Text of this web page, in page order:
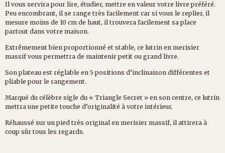
Il vous servira pour lire, étudier, mettre en valeur votre livre préféré.
Peu encombrant, il se range très facilement car si vous le replier, il
mesure moins de 10 cm de haut, il trouvera facilement sa place
partout dans votre maison.
Extrêmement bien proportionné et stable, ce lutrin en merisier
massif vous permettra de maintenir petit ou grand livre.
Son plateau est réglable en 5 positions d’inclinaison différentes et
pliable pour le rangement.
Marqué du célèbre sigle du « Triangle Secret » en son centre, ce lutrin
mettra une petite touche d’originalité à votre intérieur.
Réhaussé sur un pied très original en merisier massif, il attirera à
coup sûr tous les regards.